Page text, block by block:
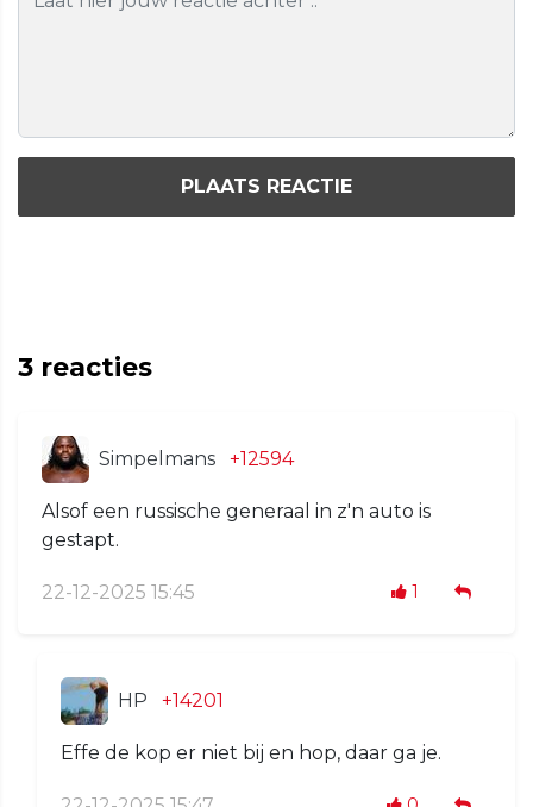
PLAATS REACTIE
3 reacties
Simpelmans +12594
Alsof een russische generaal in z'n auto is
gestapt.
22-12-2025 15:45 1
HP +14201
Effe de kop er niet bij en hop, daar ga je.